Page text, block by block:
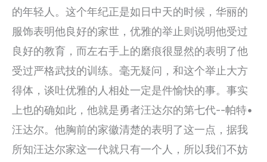
的年轻人。这个年纪正是如日中天的时候，华丽的
服饰表明他良好的家世，优雅的举止则说明他受过
良好的教育，而左右手上的磨痕很显然的表明了他
受过严格武技的训练。毫无疑问，和这个举止大方
得体，谈吐优雅的人相处一定是件愉快的事。事实
上也的确如此，他就是勇者汪达尔的第七代--帕特•
汪达尔。他胸前的家徽清楚的表明了这一点，据我
所知汪达尔家这一代就只有一个人，所以我们不妨